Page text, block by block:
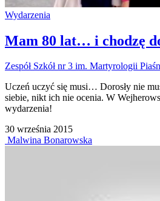
Wydarzenia
Mam 80 lat… i chodzę
Zespół Szkół nr 3 im. Martyrologii
Uczeń uczyć się musi… Dorosły nie
siebie, nikt ich nie ocenia. W
wydarzenia!
30 września 2015
Malwina Bonarowska